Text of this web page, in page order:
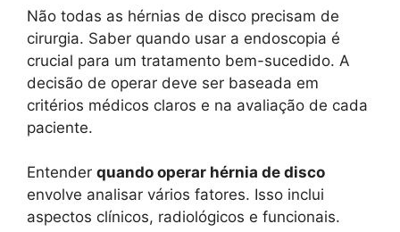
Não todas as hérnias de disco precisam de
cirurgia. Saber quando usar a endoscopia é
crucial para um tratamento bem-sucedido. A
decisão de operar deve ser baseada em
critérios médicos claros e na avaliação de cada
paciente.
Entender quando operar hérnia de disco
envolve analisar vários fatores. Isso inclui
aspectos clínicos, radiológicos e funcionais.